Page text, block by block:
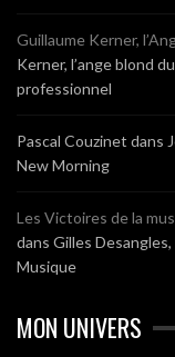
Guillaume Kerner,
Kerner, l’ange blond
professionnel
Pascal Couzinet dans
New Morning
Les Victoires de la
dans Gilles
Musique
MON UNIVERS